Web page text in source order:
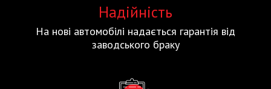
Надійність
На нові автомобілі надається гарантія від
заводського браку